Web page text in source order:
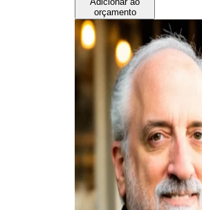
orçamento